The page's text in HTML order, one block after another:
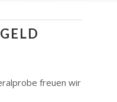
freuen wir